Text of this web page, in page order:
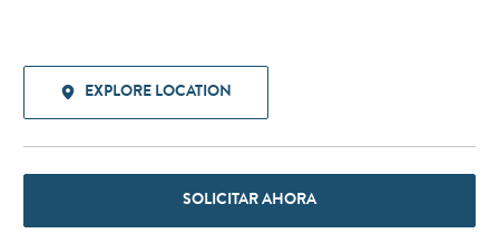
EXPLORE LOCATION
SOLICITAR AHORA